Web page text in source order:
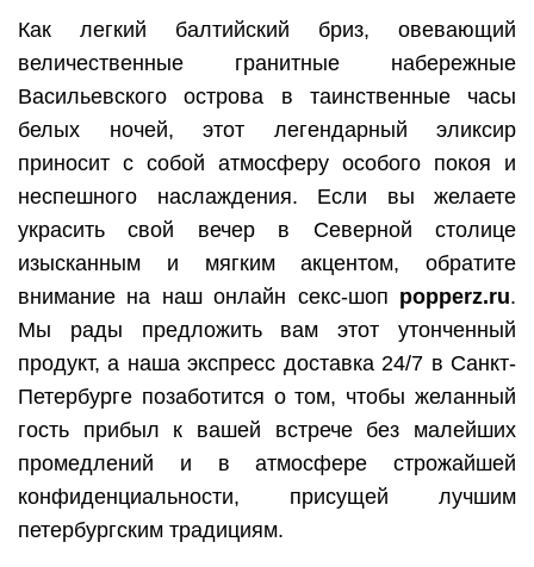
Как легкий балтийский бриз, овевающий
величественные гранитные набережные
Васильевского острова в таинственные часы
белых ночей, этот легендарный эликсир
приносит с собой атмосферу особого покоя и
неспешного наслаждения. Если вы желаете
украсить свой вечер в Северной столице
изысканным и мягким акцентом, обратите
внимание на наш онлайн секс-шоп popperz.ru.
Мы рады предложить вам этот утонченный
продукт, а наша экспресс доставка 24/7 в Санкт-
Петербурге позаботится о том, чтобы желанный
гость прибыл к вашей встрече без малейших
промедлений и в атмосфере строжайшей
конфиденциальности, присущей лучшим
петербургским традициям.